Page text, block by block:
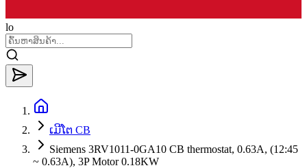
lo
ເມີໂຕ CB
Siemens 3RV1011-0GA10 CB thermostat, 0.63A, (12:45
~ 0.63A), 3P Motor 0.18KW